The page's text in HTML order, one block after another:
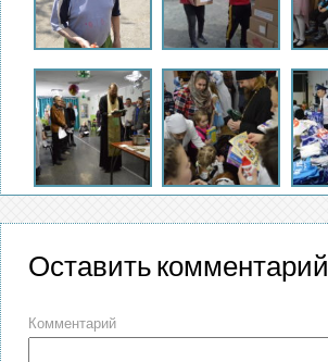
Оставить комментарий
Комментарий